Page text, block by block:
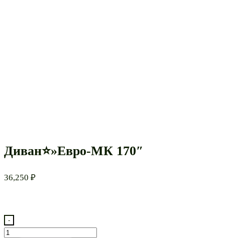
Диван⭐»Евро-МК 170″
36,250 ₽
-
Количество